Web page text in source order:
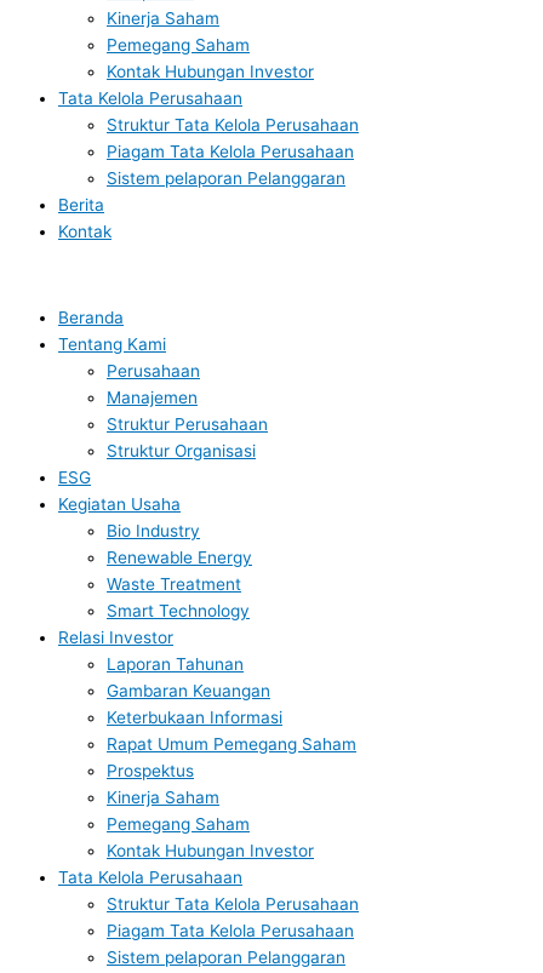
Kinerja Saham
Pemegang Saham
Kontak Hubungan Investor
Tata Kelola Perusahaan
Struktur Tata Kelola Perusahaan
Piagam Tata Kelola Perusahaan
Sistem pelaporan Pelanggaran
Berita
Kontak
Beranda
Tentang Kami
Perusahaan
Manajemen
Struktur Perusahaan
Struktur Organisasi
ESG
Kegiatan Usaha
Bio Industry
Renewable Energy
Waste Treatment
Smart Technology
Relasi Investor
Laporan Tahunan
Gambaran Keuangan
Keterbukaan Informasi
Rapat Umum Pemegang Saham
Prospektus
Kinerja Saham
Pemegang Saham
Kontak Hubungan Investor
Tata Kelola Perusahaan
Struktur Tata Kelola Perusahaan
Piagam Tata Kelola Perusahaan
Sistem pelaporan Pelanggaran